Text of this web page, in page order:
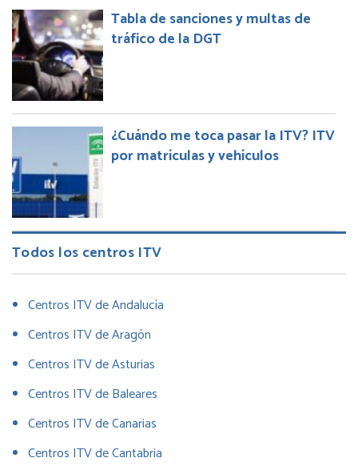
Tabla de sanciones y multas de
tráfico de la DGT
¿Cuándo me toca pasar la ITV? ITV
por matrículas y vehículos
Todos los centros ITV
Centros ITV de Andalucía
Centros ITV de Aragón
Centros ITV de Asturias
Centros ITV de Baleares
Centros ITV de Canarias
Centros ITV de Cantabria